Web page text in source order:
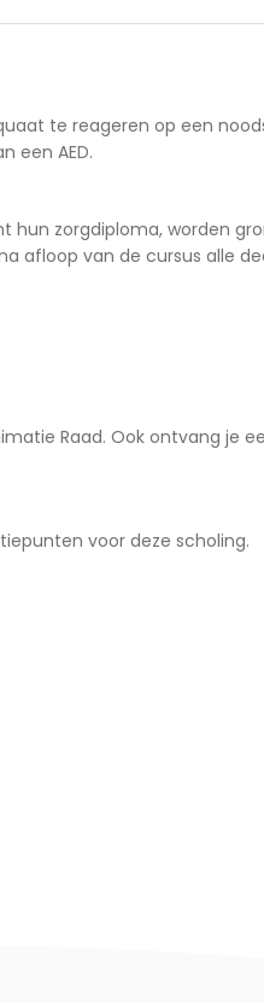
te reageren op een
een AED.
hun zorgdiploma, worden
afloop van de cursus alle
Raad. Ook ontvang je
voor deze scholing.